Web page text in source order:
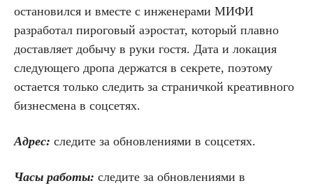
остановился и вместе с инженерами МИФИ
разработал пироговый аэростат, который плавно
доставляет добычу в руки гостя. Дата и локация
следующего дропа держатся в секрете, поэтому
остается только следить за страничкой креативного
бизнесмена в соцсетях.
Адрес: следите за обновлениями в соцсетях.
Часы работы: следите за обновлениями в